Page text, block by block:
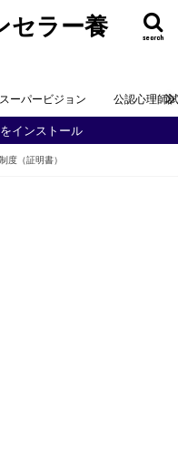
セラー養
search
ーパービジョン 公認心理師
インストール
度（証明書）